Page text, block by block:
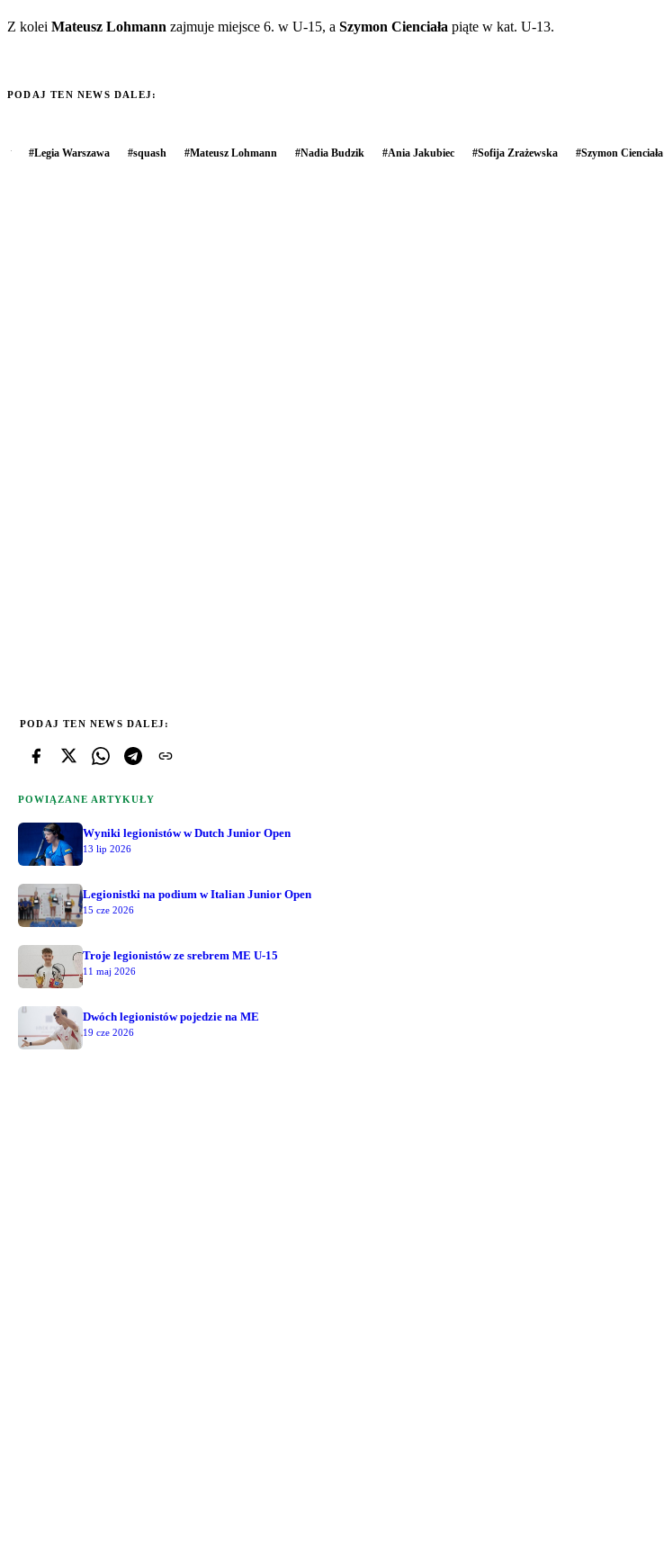
Z kolei Mateusz Lohmann zajmuje miejsce 6. w U-15, a Szymon Cienciała piąte w kat. U-13.
PODAJ TEN NEWS DALEJ:
#Legia Warszawa #squash #Mateusz Lohmann #Nadia Budzik #Ania Jakubiec #Sofija Zrażewska #Szymon Cienciała
PODAJ TEN NEWS DALEJ:
POWIĄZANE ARTYKUŁY
Wyniki legionistów w Dutch Junior Open
13 lip 2026
Legionistki na podium w Italian Junior Open
15 cze 2026
Troje legionistów ze srebrem ME U-15
11 maj 2026
Dwóch legionistów pojedzie na ME
19 cze 2026